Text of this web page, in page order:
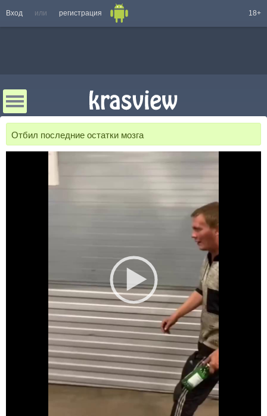
Вход или регистрация 18+
Отбил последние остатки мозга